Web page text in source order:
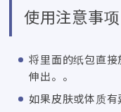
使用注意事项
将里面的纸包直
伸出。。
如果皮肤或体质有